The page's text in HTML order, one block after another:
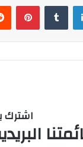
لينكدإن بينتيريست
اشترك